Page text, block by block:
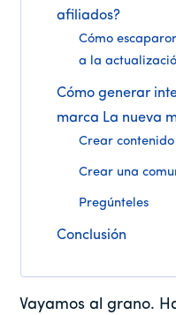
afiliados?
Cómo
a la
Cómo generar
marca La nueva
Crear
Crear una
Pregúnteles
Conclusión
Vayamos al grano.